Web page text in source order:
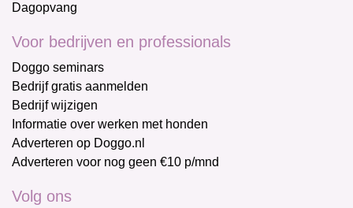
Dagopvang
Voor bedrijven en professionals
Doggo seminars
Bedrijf gratis aanmelden
Bedrijf wijzigen
Informatie over werken met honden
Adverteren op Doggo.nl
Adverteren voor nog geen €10 p/mnd
Volg ons